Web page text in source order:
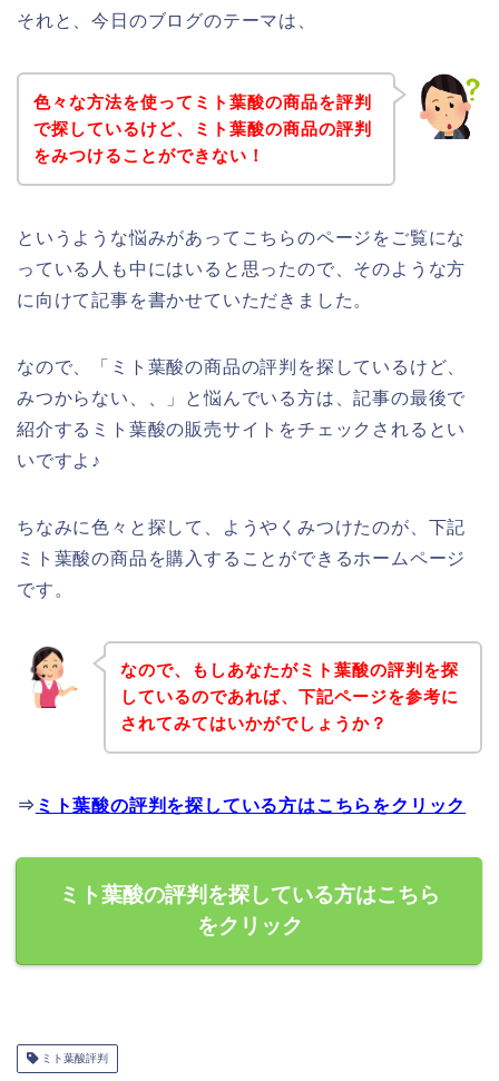
それと、今日のブログのテーマは、
色々な方法を使ってミト葉酸の商品を評判
で探しているけど、ミト葉酸の商品の評判
をみつけることができない！
というような悩みがあってこちらのページをご覧にな
っている人も中にはいると思ったので、そのような方
に向けて記事を書かせていただきました。
なので、「ミト葉酸の商品の評判を探しているけど、
みつからない、、」と悩んでいる方は、記事の最後で
紹介するミト葉酸の販売サイトをチェックされるとい
いですよ♪
ちなみに色々と探して、ようやくみつけたのが、下記
ミト葉酸の商品を購入することができるホームページ
です。
なので、もしあなたがミト葉酸の評判を探
しているのであれば、下記ページを参考に
されてみてはいかがでしょうか？
⇒ ミト葉酸の評判を探している方はこちらをクリック
ミト葉酸の評判を探している方はこちら
をクリック
ミト葉酸評判